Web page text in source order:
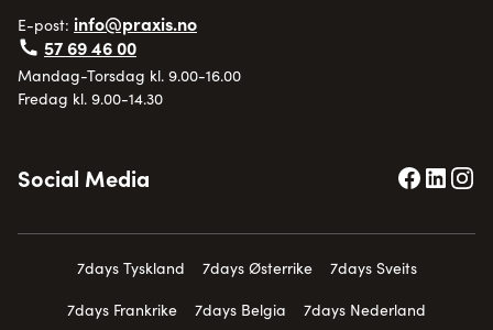
E-post: info@praxis.no
57 69 46 00
Mandag-Torsdag kl. 9.00-16.00
Fredag kl. 9.00-14.30
Social Media
7days Tyskland 7days Østerrike
7days Sveits
7days Frankrike
7days Belgia
7days Nederland